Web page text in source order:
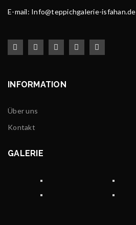
E-mail: Info@teppichgalerie-isfahan.de
INFORMATION
Über uns
Kontakt
GALERIE